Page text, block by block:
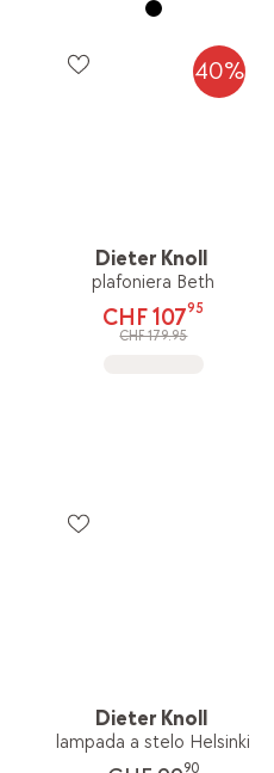
40%
Dieter Knoll
plafoniera Beth
CHF 10795
CHF 179.95
Dieter Knoll
lampada a stelo Helsinki
90